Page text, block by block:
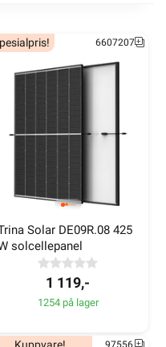
hytterSolar DE09R.08 425
solcellepanel
6607207
1 119,-
1254 på lager
Kuppvare!
97556